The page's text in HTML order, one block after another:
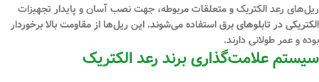
ریل‌های رعد الکتریک و متعلقات مربوطه، جهت نصب آسان و پایدار تجهیزات
الکتریکی در تابلوهای برق استفاده می‌شوند. این ریل‌ها از مقاومت بالا برخوردار
بوده و عمر طولانی دارند.
سیستم علامت‌گذاری برند رعد الکتریک